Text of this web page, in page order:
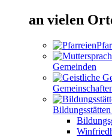
an vielen
Gemeinden